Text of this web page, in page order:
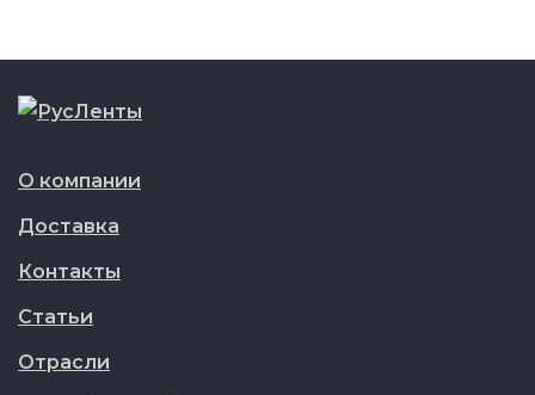
О компании
Доставка
Контакты
Статьи
Отрасли